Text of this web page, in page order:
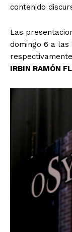
contenido
Las
domingo 6 a las
IRBIN RAMÓN